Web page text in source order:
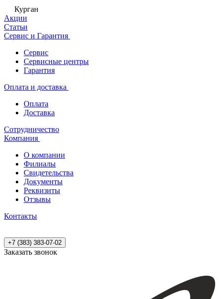
Курган
Акции
Статьи
Сервис и Гарантия
Сервис
Сервисные центры
Гарантия
Оплата и доставка
Оплата
Доставка
Сотрудничество
Компания
О компании
Филиалы
Свидетельства
Документы
Реквизиты
Отзывы
Контакты
+7 (383) 383-07-02
Заказать звонок